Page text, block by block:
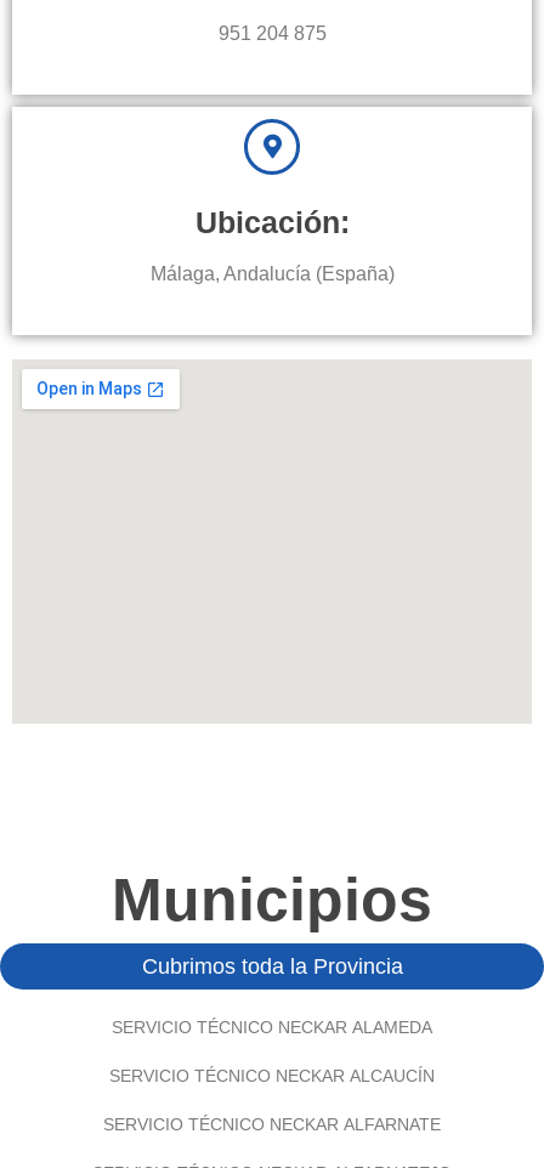
951 204 875
Ubicación:
Málaga, Andalucía (España)
Municipios
Cubrimos toda la Provincia
SERVICIO TÉCNICO NECKAR ALAMEDA
SERVICIO TÉCNICO NECKAR ALCAUCÍN
SERVICIO TÉCNICO NECKAR ALFARNATE